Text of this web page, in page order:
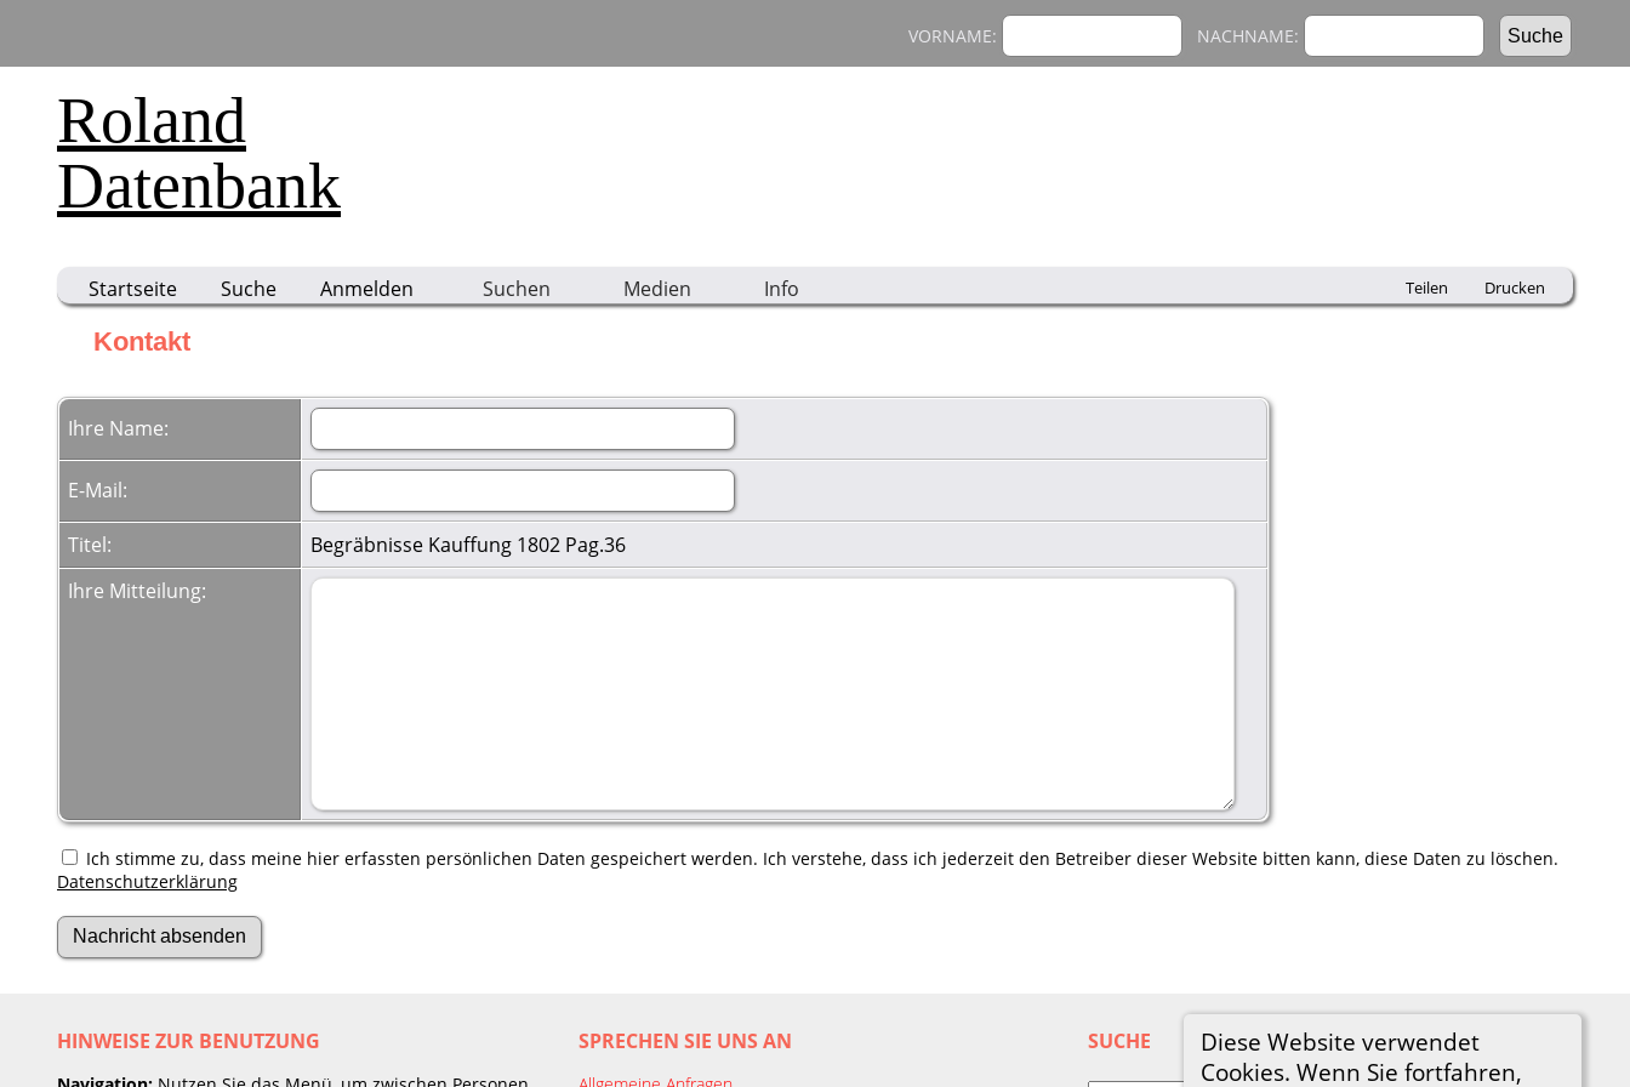
Roland
Datenbank
VORNAME: NACHNAME:
Startseite Suche Anmelden Suchen Medien Info Teilen Drucken
Diese Website verwendet
Cookies. Wenn Sie fortfahren,
Kontakt
Ihre Name:
E-Mail:
Titel:
Begräbnisse Kauffung 1802 Pag.36
Ihre Mitteilung:
Ich stimme zu, dass meine hier erfassten persönlichen Daten gespeichert werden. Ich verstehe, dass ich jederzeit den Betreiber dieser Website bitten kann, diese Daten zu löschen.
Datenschutzerklärung
HINWEISE ZUR BENUTZUNG SPRECHEN SIE UNS AN SUCHE